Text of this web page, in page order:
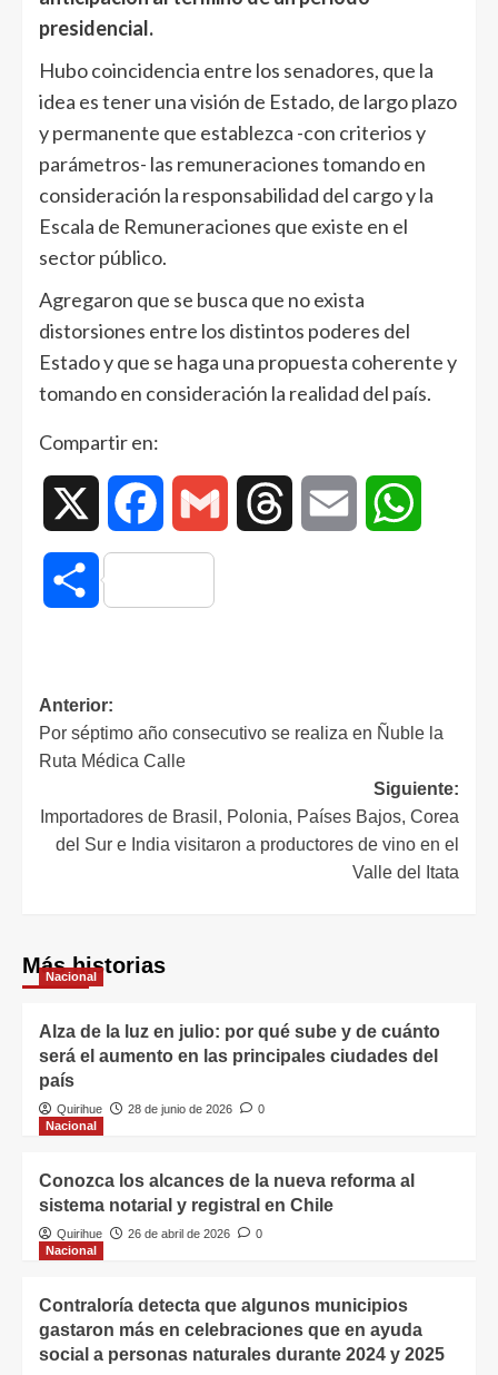
presidencial.
Hubo coincidencia entre los senadores, que la
idea es tener una visión de Estado, de largo plazo
y permanente que establezca -con criterios y
parámetros- las remuneraciones tomando en
consideración la responsabilidad del cargo y la
Escala de Remuneraciones que existe en el
sector público.
Agregaron que se busca que no exista
distorsiones entre los distintos poderes del
Estado y que se haga una propuesta coherente y
tomando en consideración la realidad del país.
Compartir en:
Facebook Gmail Threads Email
Compartir
Anterior:
Por séptimo año consecutivo se realiza en Ñuble la
Ruta Médica Calle
Siguiente:
Importadores de Brasil, Polonia, Países Bajos, Corea
del Sur e India visitaron a productores de vino en el
Valle del Itata
Más historias
Nacional
Alza de la luz en julio: por qué sube y de cuánto
será el aumento en las principales ciudades del
país
Quirihue 28 de junio de 2026
0
Nacional
Conozca los alcances de la nueva reforma al
sistema notarial y registral en Chile
Quirihue 26 de abril de 2026
0
Nacional
Contraloría detecta que algunos municipios
gastaron más en celebraciones que en ayuda
social a personas naturales durante 2024 y 2025